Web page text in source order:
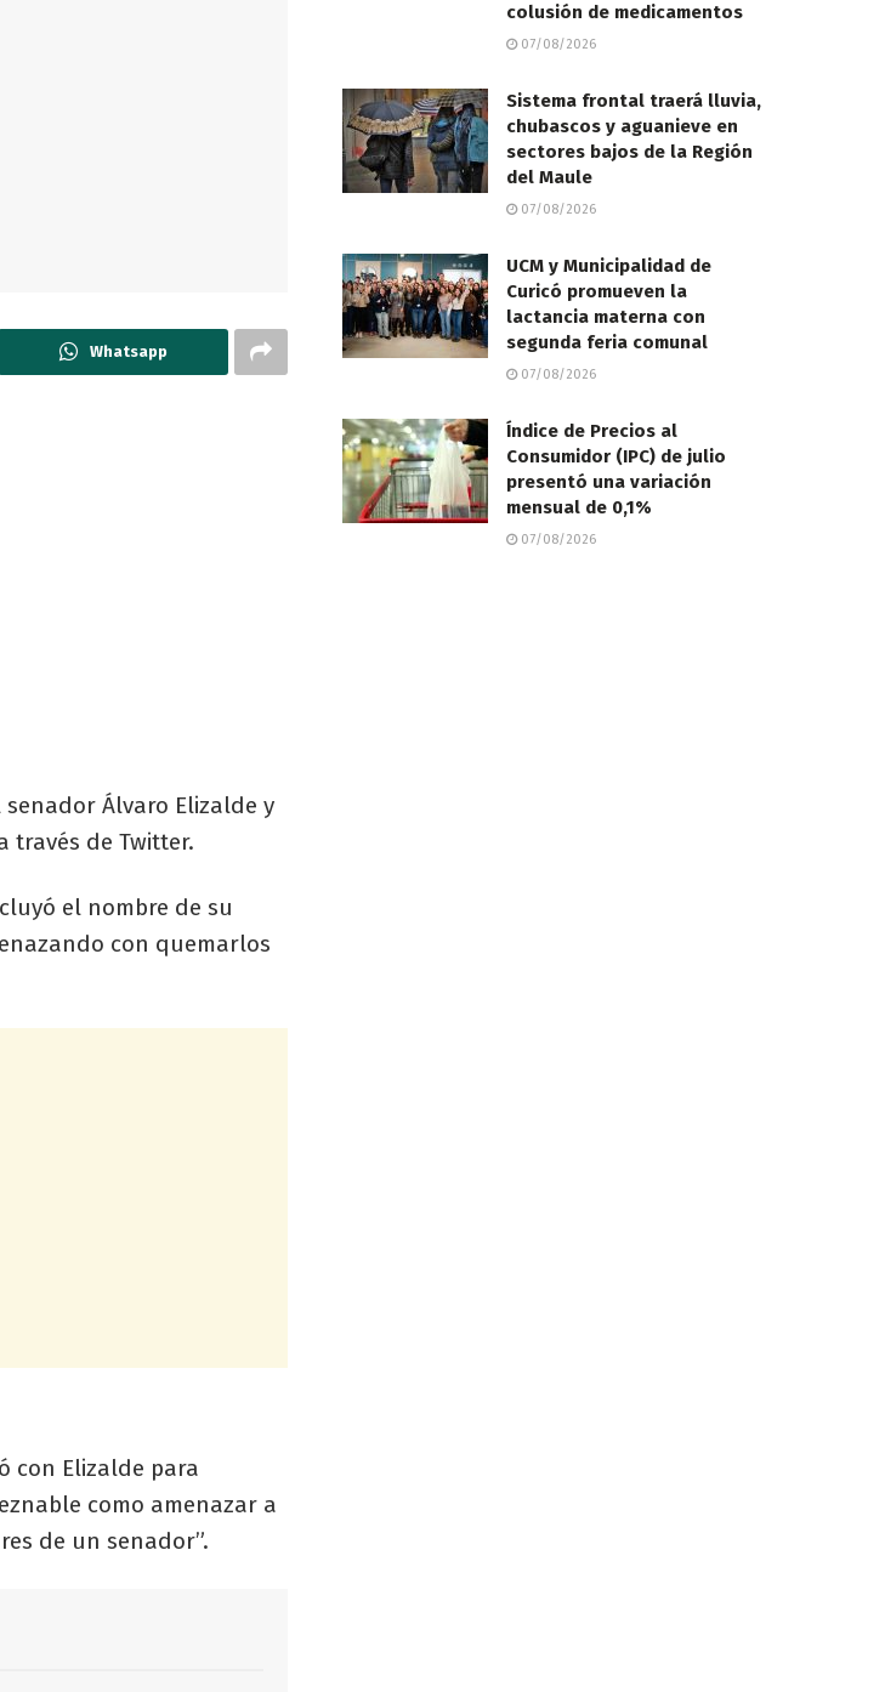
Whatsapp
Álvaro Elizalde y
de Twitter.
el nombre de su
con quemarlos
con Elizalde para
como amenazar a
de un senador”.
colusión de medicamentos
07/08/2026
Sistema frontal traerá lluvia,
chubascos y aguanieve en
sectores bajos de la Región
del Maule
07/08/2026
UCM y Municipalidad de
Curicó promueven la
lactancia materna con
segunda feria comunal
07/08/2026
Índice de Precios al
Consumidor (IPC) de julio
presentó una variación
mensual de 0,1%
07/08/2026